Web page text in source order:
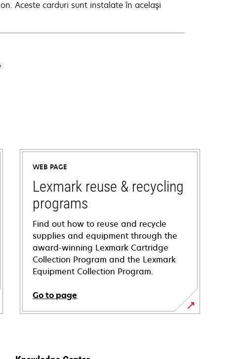
Aceste carduri sunt instalate în acelaşi
WEB PAGE
Lexmark reuse & recycling
programs
Find out how to reuse and recycle
supplies and equipment through the
award-winning Lexmark Cartridge
Collection Program and the Lexmark
Equipment Collection Program.
Go to page